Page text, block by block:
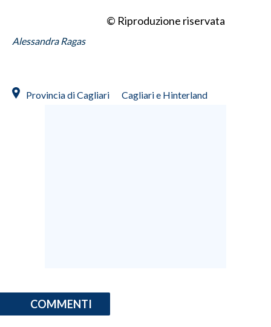
© Riproduzione riservata
Alessandra Ragas
Provincia di Cagliari Cagliari e Hinterland
COMMENTI